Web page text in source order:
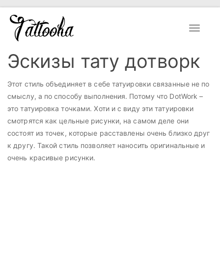
Toggle
Эскизы тату дотворк
Этот стиль объединяет в себе татуировки связанные не по
смыслу, а по способу выполнения. Потому что DotWork –
это татуировка точками. Хоти и с виду эти татуировки
смотрятся как цельные рисунки, на самом деле они
состоят из точек, которые расставлены очень близко друг
к другу. Такой стиль позволяет наносить оригинальные и
очень красивые рисунки.